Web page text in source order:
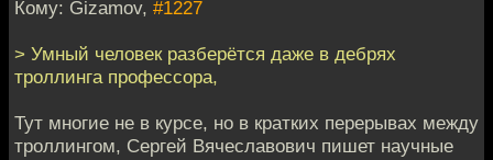
Кому: Gizamov, #1227
> Умный человек разберётся даже в дебрях
троллинга профессора,
Тут многие не в курсе, но в кратких перерывах между
троллингом, Сергей Вячеславович пишет научные